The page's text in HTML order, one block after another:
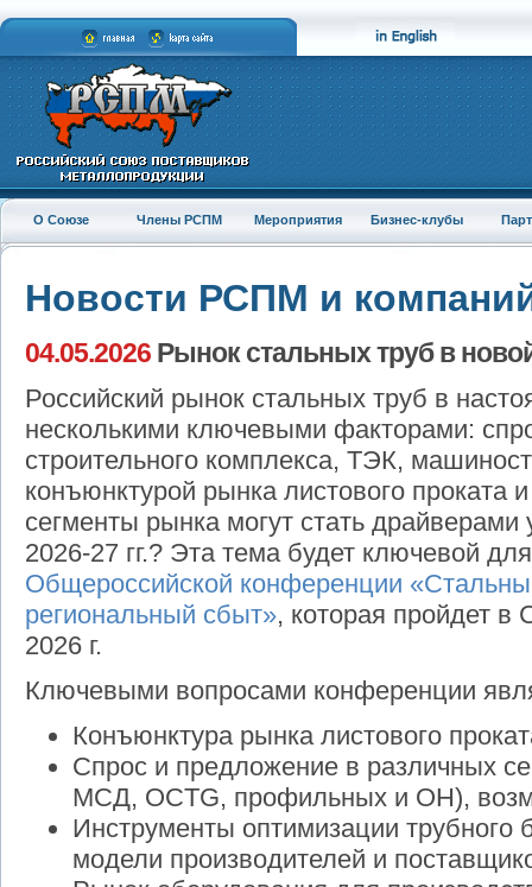
О Союзе Члены РСПМ Мероприятия Бизнес-клубы
Новости РСПМ и
04.05.2026 Рынок стальных труб в
Российский рынок стальных труб в
несколькими ключевыми факторами:
строительного комплекса, ТЭК,
конъюнктурой рынка листового проката
сегменты рынка могут стать драйверами
2026-27 гг.? Эта тема будет ключевой
Общероссийской конференции
региональный сбыт», которая пройдет в
2026 г.
Ключевыми вопросами конференции
Конъюнктура рынка листового
Спрос и предложение в различных
МСД, OCTG, профильных и ОН),
Инструменты оптимизации трубного
модели производителей и